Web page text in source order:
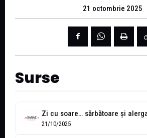
21 octombrie 2025
Surse
21/10/2025